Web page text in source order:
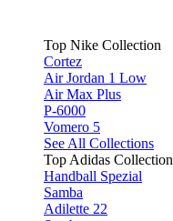
Top Nike Collection
Cortez
Air Jordan 1 Low
Air Max Plus
P-6000
Vomero 5
See All Collections
Top Adidas Collection
Handball Spezial
Samba
Adilette 22